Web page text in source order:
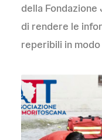
della
di rendere le
reperibili in